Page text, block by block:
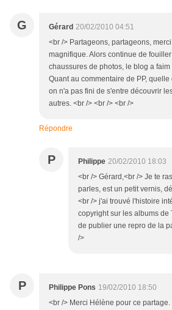
G Gérard 20/02/2010 04:51
<br /> Partageons, partageons,
magnifique. Alors continue de
chaussures de photos, le blog a
Quant au commentaire de PP,
on n'a pas fini de s'entre découvrir
autres. <br /> <br /> <br />
Répondre
P Philippe 20/02/2010 18:03
<br /> Gérard,<br /> Je te
parles, est un petit vernis,
<br /> j'ai trouvé l'histoire
copyright sur les albums de
de publier une repro de la
/>
P Philippe Pons 19/02/2010 18:50
<br /> Merci Hélène pour ce